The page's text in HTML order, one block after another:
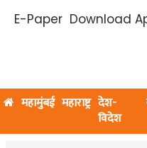
E-Paper Download
महामुंबई महाराष्ट्र देश-
विदेश